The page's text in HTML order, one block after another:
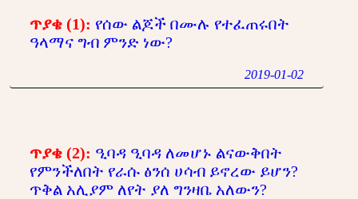
ጥያቄ (1): የሰው ልጆች በሙሉ የተፈጠሩበት
ዓላማና ግብ ምንድ ነው?
2019-01-02
ጥያቄ (2): ዒባዳ ዒባዳ ለመሆኑ ልናውቅበት
የምንችለበት የራሱ ፅንሰ ሀሳብ ይኖረው ይሆን?
ጥቅል አሊያም ለየት ያለ ግንዛቤ አለውን?